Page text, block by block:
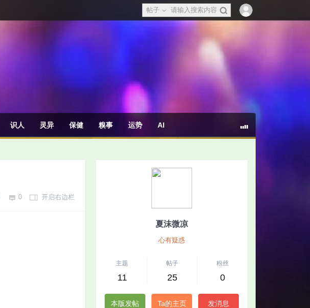
帖子
识人 灵异 保健 糗事 运势 AI
夏沫微凉
心有疑惑
主题
11
帖子
25
粉丝
0
本版发帖 Ta的主页 发消息
开启右边栏
0